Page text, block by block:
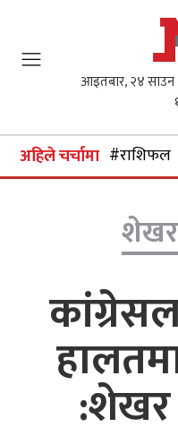
आइतबार, २४ साउन
अहिले चर्चामा #राशिफल
शेखर
:शेखर